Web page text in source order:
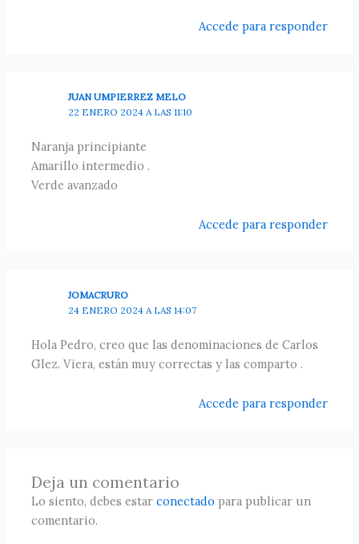
Accede para responder
JUAN UMPIERREZ MELO
22 ENERO 2024 A LAS 11:10
Naranja principiante
Amarillo intermedio .
Verde avanzado
Accede para responder
JOMACRURO
24 ENERO 2024 A LAS 14:07
Hola Pedro, creo que las denominaciones de Carlos
Glez. Viera, están muy correctas y las comparto .
Accede para responder
Deja un comentario
Lo siento, debes estarconectado para publicar un
comentario.